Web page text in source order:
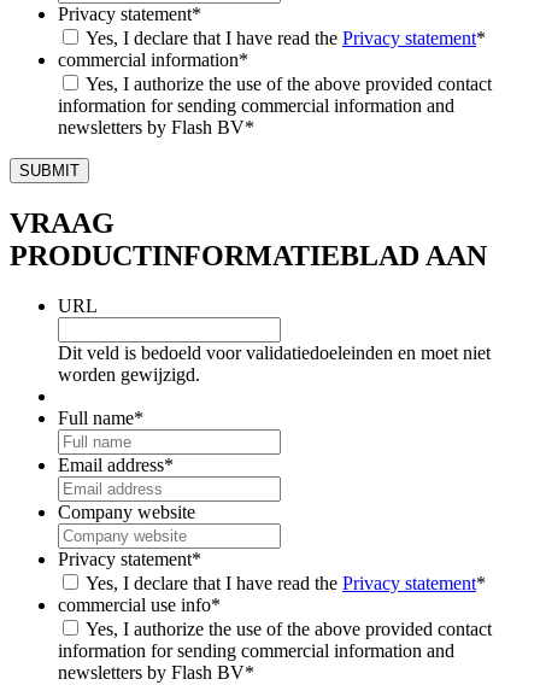
Privacy statement*
Yes, I declare that I have read the Privacy statement*
commercial information*
Yes, I authorize the use of the above provided contact
information for sending commercial information and
newsletters by Flash BV*
VRAAG
PRODUCTINFORMATIEBLAD AAN
URL
Dit veld is bedoeld voor validatiedoeleinden en moet niet
worden gewijzigd.
Full name*
Email address*
Company website
Privacy statement*
Yes, I declare that I have read the Privacy statement*
commercial use info*
Yes, I authorize the use of the above provided contact
information for sending commercial information and
newsletters by Flash BV*